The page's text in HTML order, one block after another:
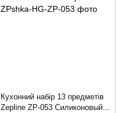
Кухонний набір 13 предметів
Zepline ZP-053 Cиликоновый